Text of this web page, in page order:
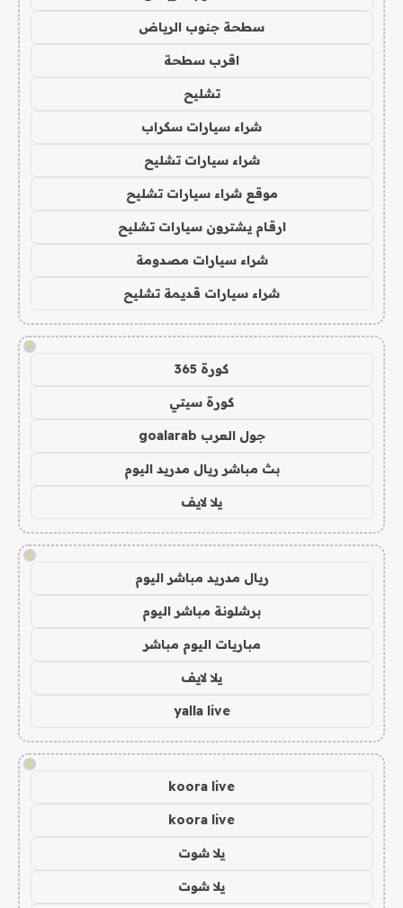
سطحة جنوب الرياض
اقرب سطحة
تشليح
شراء سيارات سكراب
شراء سيارات تشليح
موقع شراء سيارات تشليح
ارقام يشترون سيارات تشليح
شراء سيارات مصدومة
شراء سيارات قديمة تشليح
!
كورة 365
كورة سيتي
جول العرب goalarab
بث مباشر ريال مدريد اليوم
يلا لايف
!
ريال مدريد مباشر اليوم
برشلونة مباشر اليوم
مباريات اليوم مباشر
يلا لايف
yalla live
!
koora live
koora live
يلا شوت
يلا شوت